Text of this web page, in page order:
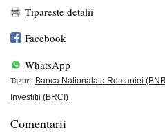
Tipareste detalii
Facebook
WhatsApp
Taguri: Banca Nationala a Romaniei
Investitii (BRCI)
Comentarii